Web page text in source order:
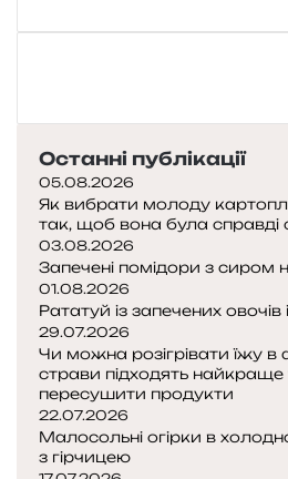
Останні публікації
05.08.2026
Як вибрати молоду
так, щоб вона була
03.08.2026
Запечені помідори з сиром
01.08.2026
Рататуй із запечених
29.07.2026
Чи можна розігрівати їжу в
страви підходять найкраще
пересушити продукти
22.07.2026
Малосольні огірки в
з гірчицею